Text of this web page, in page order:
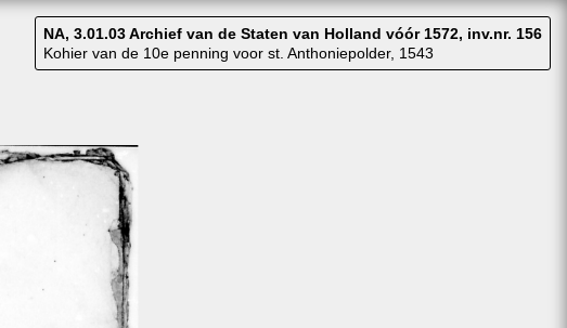
NA, 3.01.03 Archief van de Staten van Holland vóór 1572, inv.nr. 156
Kohier van de 10e penning voor st. Anthoniepolder, 1543